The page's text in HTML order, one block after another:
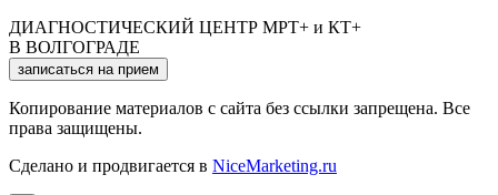
ДИАГНОСТИЧЕСКИЙ ЦЕНТР МРТ+ и КТ+
В ВОЛГОГРАДЕ
записаться на прием
Копирование материалов с сайта без ссылки запрещена. Все
права защищены.
Сделано и продвигается в NiceMarketing.ru